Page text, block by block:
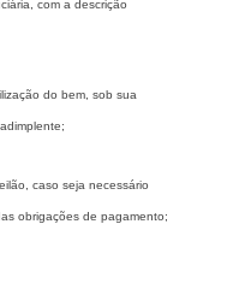
com a descrição
do bem, sob sua
caso seja necessário
obrigações de pagamento;